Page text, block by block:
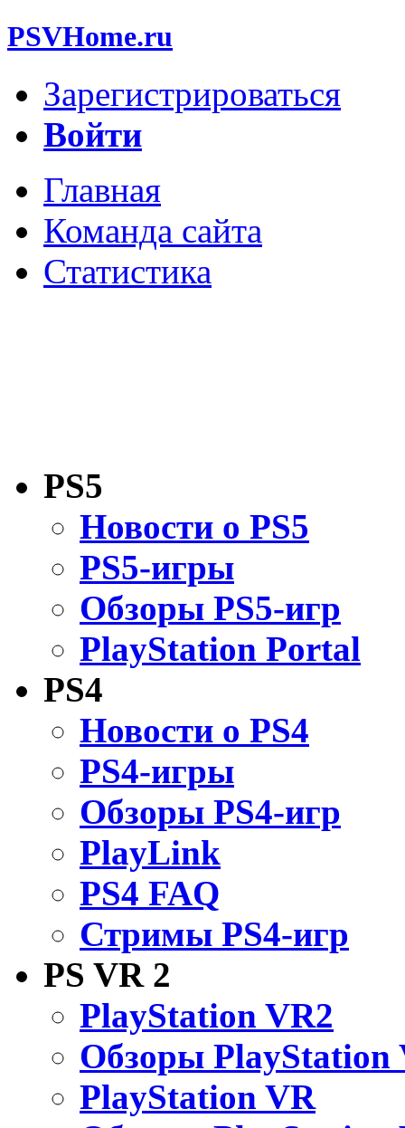
PSVHome.ru
Зарегистрироваться
Войти
Главная
Команда сайта
Статистика
PS5
Новости о PS5
PS5-игры
Обзоры PS5-игр
PlayStation Portal
PS4
Новости о PS4
PS4-игры
Обзоры PS4-игр
PlayLink
PS4 FAQ
Стримы PS4-игр
PS VR 2
PlayStation VR2
Обзоры PlayStation
PlayStation VR